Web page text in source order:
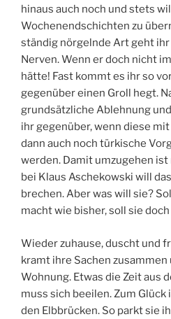
hinaus auch noch und stets
Wochenendschichten zu
ständig nörgelnde Art geht
Nerven. Wenn er doch nicht
hätte! Fast kommt es ihr so
gegenüber einen Groll hegt.
grundsätzliche Ablehnung
ihr gegenüber, wenn diese
dann auch noch türkische
werden. Damit umzugehen
bei Klaus Aschekowski will
brechen. Aber was will sie?
macht wie bisher, soll sie
Wieder zuhause, duscht und
kramt ihre Sachen
Wohnung. Etwas die Zeit aus
muss sich beeilen. Zum
den Elbbrücken. So parkt sie